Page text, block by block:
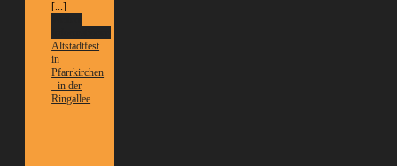
[...]
Altstadtfest
in
Pfarrkirchen
- in der
Ringallee